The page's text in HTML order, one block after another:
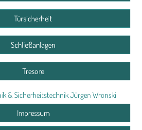
Türsicherheit
Schließanlagen
Tresore
& Sicherheitstechnik Jürgen Wronski
Impressum